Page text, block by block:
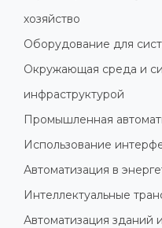
хозяйство
Оборудование для
Окружающая среда и
инфраструктурой
Промышленная
Использование
Автоматизация в
Интеллектуальные
Автоматизация зданий